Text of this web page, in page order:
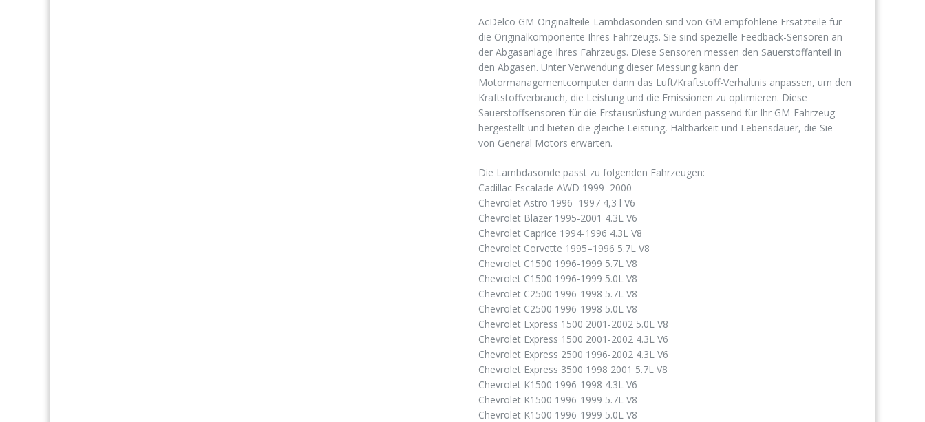
AcDelco GM-Originalteile-Lambdasonden sind von GM empfohlene Ersatzteile für
die Originalkomponente Ihres Fahrzeugs. Sie sind spezielle Feedback-Sensoren an
der Abgasanlage Ihres Fahrzeugs. Diese Sensoren messen den Sauerstoffanteil in
den Abgasen. Unter Verwendung dieser Messung kann der
Motormanagementcomputer dann das Luft/Kraftstoff-Verhältnis anpassen, um den
Kraftstoffverbrauch, die Leistung und die Emissionen zu optimieren. Diese
Sauerstoffsensoren für die Erstausrüstung wurden passend für Ihr GM-Fahrzeug
hergestellt und bieten die gleiche Leistung, Haltbarkeit und Lebensdauer, die Sie
von General Motors erwarten.
Die Lambdasonde passt zu folgenden Fahrzeugen:
Cadillac Escalade AWD 1999–2000
Chevrolet Astro 1996–1997 4,3 l V6
Chevrolet Blazer 1995-2001 4.3L V6
Chevrolet Caprice 1994-1996 4.3L V8
Chevrolet Corvette 1995–1996 5.7L V8
Chevrolet C1500 1996-1999 5.7L V8
Chevrolet C1500 1996-1999 5.0L V8
Chevrolet C2500 1996-1998 5.7L V8
Chevrolet C2500 1996-1998 5.0L V8
Chevrolet Express 1500 2001-2002 5.0L V8
Chevrolet Express 1500 2001-2002 4.3L V6
Chevrolet Express 2500 1996-2002 4.3L V6
Chevrolet Express 3500 1998 2001 5.7L V8
Chevrolet K1500 1996-1998 4.3L V6
Chevrolet K1500 1996-1999 5.7L V8
Chevrolet K1500 1996-1999 5.0L V8